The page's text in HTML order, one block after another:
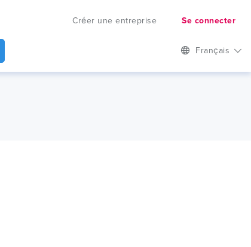
Créer une entreprise Se connecter
Français